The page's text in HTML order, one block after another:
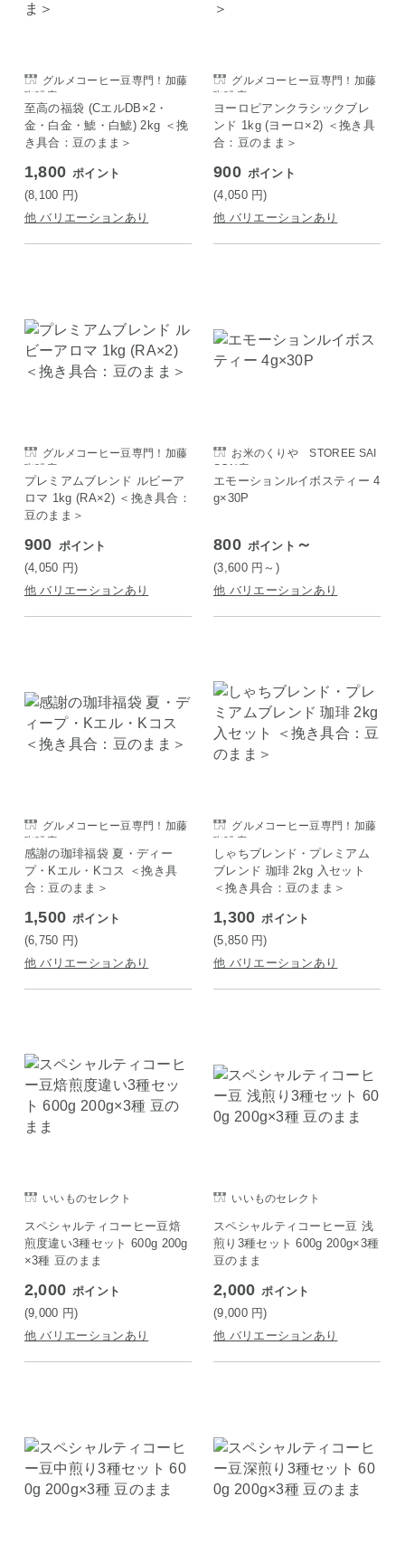
グルメコーヒー豆専門！加藤
珈琲店
至高の福袋 (CエルDB×2・
金・白金・鯱・白鯱) 2kg ＜挽
き具合：豆のまま＞
1,800 ポイント
(8,100 円)
他 バリエーションあり
グルメコーヒー豆専門！加藤
珈琲店
ヨーロピアンクラシックブレ
ンド 1kg (ヨーロ×2) ＜挽き具
合：豆のまま＞
900 ポイント
(4,050 円)
他 バリエーションあり
グルメコーヒー豆専門！加藤
珈琲店
プレミアムブレンド ルビーア
ロマ 1kg (RA×2) ＜挽き具合：
豆のまま＞
900 ポイント
(4,050 円)
他 バリエーションあり
お米のくりや STOREE SAI
SON店
エモーションルイボスティー 4
g×30P
800 ポイント ～
(3,600 円 ～)
他 バリエーションあり
グルメコーヒー豆専門！加藤
珈琲店
感謝の珈琲福袋 夏・ディー
プ・Kエル・Kコス ＜挽き具
合：豆のまま＞
1,500 ポイント
(6,750 円)
他 バリエーションあり
グルメコーヒー豆専門！加藤
珈琲店
しゃちブレンド・プレミアム
ブレンド 珈琲 2kg 入セット
＜挽き具合：豆のまま＞
1,300 ポイント
(5,850 円)
他 バリエーションあり
いいものセレクト
スペシャルティコーヒー豆焙
煎度違い3種セット 600g 200g
×3種 豆のまま
2,000 ポイント
(9,000 円)
他 バリエーションあり
いいものセレクト
スペシャルティコーヒー豆 浅
煎り3種セット 600g 200g×3種
豆のまま
2,000 ポイント
(9,000 円)
他 バリエーションあり